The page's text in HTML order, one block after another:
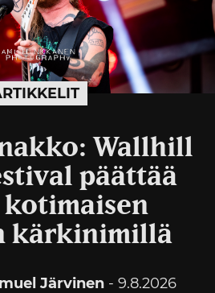
Wallhill
päättää
kotimaisen
kärkinimillä
Järvinen- 9.8.2026